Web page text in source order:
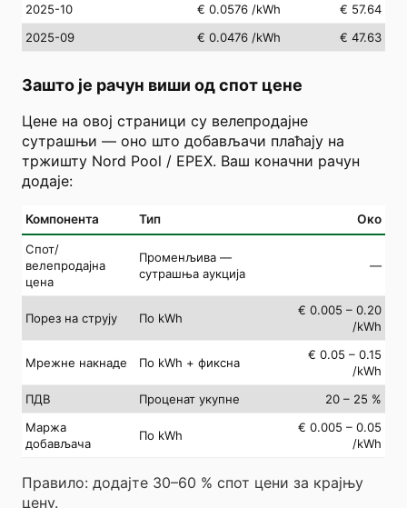
2025-10
€ 0.0576 /kWh
€ 57.64
2025-09
€ 0.0476 /kWh € 47.63
Зашто је рачун виши од спот цене
Цене на овој страници су велепродајне
сутрашњи — оно што добављачи плаћају на
тржишту Nord Pool / EPEX. Ваш коначни рачун
додаје:
Компонента Тип Око
Спот/
велепродајна
цена
Променљива —
сутрашња аукција
—
Порез на струју По kWh
€ 0.005 – 0.20
/kWh
Мрежне накнаде По kWh + фиксна
€ 0.05 – 0.15
/kWh
ПДВ
Проценат укупне
20 – 25 %
Маржа
добављача
По kWh
€ 0.005 – 0.05
/kWh
Правило: додајте 30–60 % спот цени за крајњу
цену.